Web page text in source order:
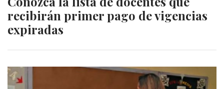
recibirán primer pago de vigencias
expiradas